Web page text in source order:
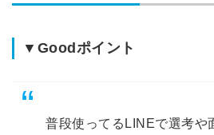
▼Goodポイント
普段使ってるLINEで選考や